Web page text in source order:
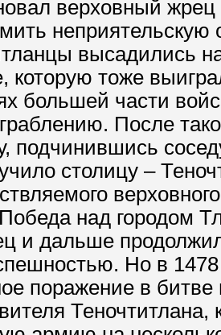
верховный
высадились
которую тоже
большей части
После
столицу –
над городом
и дальше
Но в 1478
поражение в